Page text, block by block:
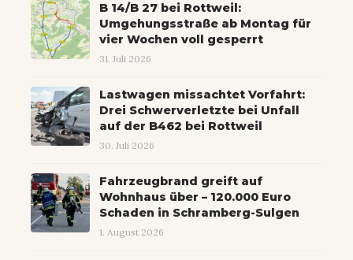
B 14/B 27 bei Rottweil:
Umgehungsstraße ab Montag für
vier Wochen voll gesperrt
31. Juli 2026
Lastwagen missachtet Vorfahrt:
Drei Schwerverletzte bei Unfall
auf der B462 bei Rottweil
30. Juli 2026
Fahrzeugbrand greift auf
Wohnhaus über – 120.000 Euro
Schaden in Schramberg-Sulgen
1. August 2026